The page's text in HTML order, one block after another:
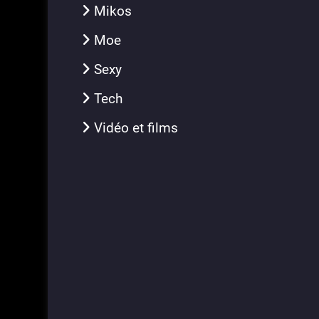
Mikos
Moe
Sexy
Tech
Vidéo et films